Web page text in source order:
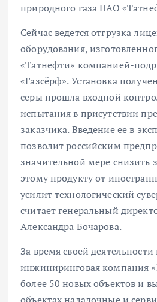
природного газа ПАО
Сейчас ведется отгрузка
оборудования,
«Татнефти» компанией-
«Газсёрф». Установка
серы прошла входной
испытания в присутствии
заказчика. Введение ее в
позволит российским
значительной мере снизить
этому продукту от
усилит технологический
считает генеральный
Александра Бочарова.
За время своей
инжиниринговая компания
более 50 новых объектов и